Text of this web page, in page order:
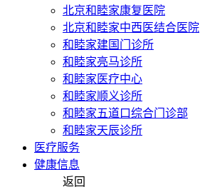
北京和睦家康复医院
北京和睦家中西医结合医院
和睦家建国门诊所
和睦家亮马诊所
和睦家医疗中心
和睦家顺义诊所
和睦家五道口综合门诊部
和睦家天辰诊所
医疗服务
健康信息
返回